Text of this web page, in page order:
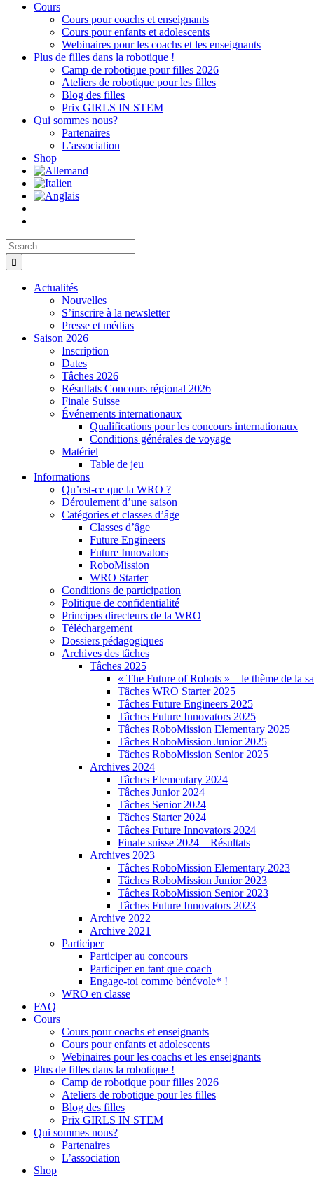
Cours
Cours pour coachs et enseignants
Cours pour enfants et adolescents
Webinaires pour les coachs et les enseignants
Plus de filles dans la robotique !
Camp de robotique pour filles 2026
Ateliers de robotique pour les filles
Blog des filles
Prix GIRLS IN STEM
Qui sommes nous?
Partenaires
L’association
Shop
Search
for:
Actualités
Nouvelles
S’inscrire à la newsletter
Presse et médias
Saison 2026
Inscription
Dates
Tâches 2026
Résultats Concours régional 2026
Finale Suisse
Événements internationaux
Qualifications pour les concours internationaux
Conditions générales de voyage
Matériel
Table de jeu
Informations
Qu’est-ce que la WRO ?
Déroulement d’une saison
Catégories et classes d’âge
Classes d’âge
Future Engineers
Future Innovators
RoboMission
WRO Starter
Conditions de participation
Politique de confidentialité
Principes directeurs de la WRO
Téléchargement
Dossiers pédagogiques
Archives des tâches
Tâches 2025
« The Future of Robots » – le thème de la
Tâches WRO Starter 2025
Tâches Future Engineers 2025
Tâches Future Innovators 2025
Tâches RoboMission Elementary 2025
Tâches RoboMission Junior 2025
Tâches RoboMission Senior 2025
Archives 2024
Tâches Elementary 2024
Tâches Junior 2024
Tâches Senior 2024
Tâches Starter 2024
Tâches Future Innovators 2024
Finale suisse 2024 – Résultats
Archives 2023
Tâches RoboMission Elementary 2023
Tâches RoboMission Junior 2023
Tâches RoboMission Senior 2023
Tâches Future Innovators 2023
Archive 2022
Archive 2021
Participer
Participer au concours
Participer en tant que coach
Engage-toi comme bénévole* !
WRO en classe
FAQ
Cours
Cours pour coachs et enseignants
Cours pour enfants et adolescents
Webinaires pour les coachs et les enseignants
Plus de filles dans la robotique !
Camp de robotique pour filles 2026
Ateliers de robotique pour les filles
Blog des filles
Prix GIRLS IN STEM
Qui sommes nous?
Partenaires
L’association
Shop